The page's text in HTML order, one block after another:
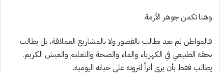
وهنا تكمن جوهر الأزمة.
فالمواطن لم يعد يطالب بالقصور ولا بالمشاريع العملاقة، بل يطالب
بحقه الطبيعي في الكهرباء والماء والصحة والتعليم والعيش الكريم.
يطالب فقط بأن يرى أثراً لثروته على حياته اليومية.